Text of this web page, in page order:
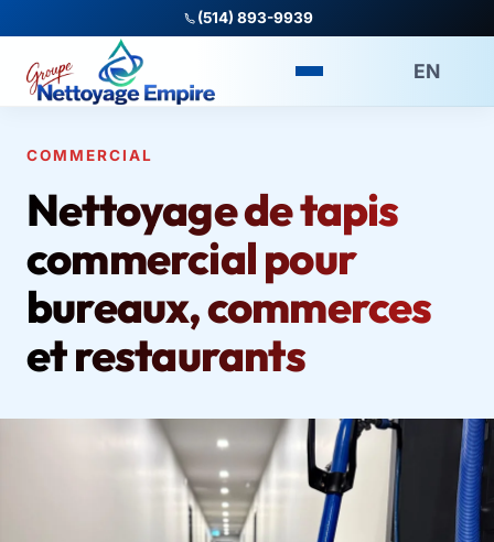
(514) 893-9939
EN
COMMERCIAL
Nettoyage de tapis
commercial pour
bureaux, commerces
et restaurants